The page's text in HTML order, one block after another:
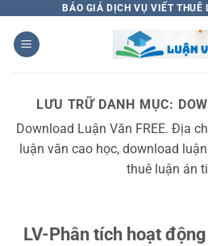
qua
nội
BÁO GIÁ DỊCH VỤ VIẾT THUÊ
LƯU TRỮ DANH MỤC:
Download Luận Văn FREE. Địa
luận văn cao học, download
thuê luận án
LV-Phân tích hoạt